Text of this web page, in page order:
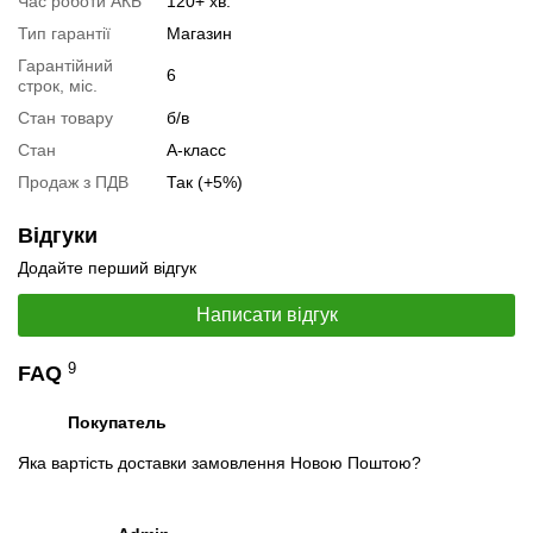
Специфікація процесора:
Тестування процесора:
📧Запит оптової ціни
Тип гарантії
Магазин
Гарантійний
строк, міс.
6
Стан товару
б/в
Стан
А-класс
Продаж з ПДВ
Так (+5%)
Відгуки
Додайте перший відгук
Написати відгук
FAQ 9
Покупатель
Яка вартість доставки замовлення Новою Поштою?